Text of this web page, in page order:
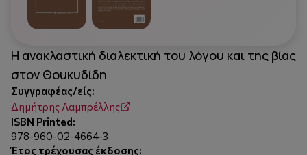
Η ανακλαστική διαλεκτική του λόγου και της βίας
στον Θουκυδίδη
Συγγραφέας/είς:
Δημήτρης Λαμπρέλλης
ISBN Printed:
978-960-02-4664-3
Έτος τρέχουσας έκδοσης: